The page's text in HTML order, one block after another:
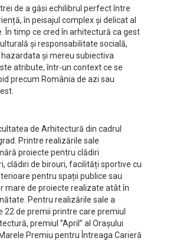
de a găsi echilibrul perfect între
în peisajul complex și delicat al
În timp ce cred în arhitectură ca gest
și responsabilitate socială,
și mereu subiectiva
atribute, într-un context ce se
precum România de azi sau
de Arhitectură din cadrul
Printre realizările sale
proiecte pentru clădiri
clădiri de birouri, facilități sportive cu
pentru spații publice sau
mare de proiecte realizate atât în
Pentru realizările sale a
22 de premii printre care premiul
premiul ”April” al Orașului
Premiu pentru Întreaga Carieră